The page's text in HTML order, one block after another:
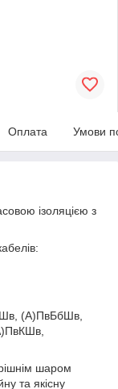
Оплата Умови
ізоляцією з
(А)ПвБбШв,
шаром
та якісну